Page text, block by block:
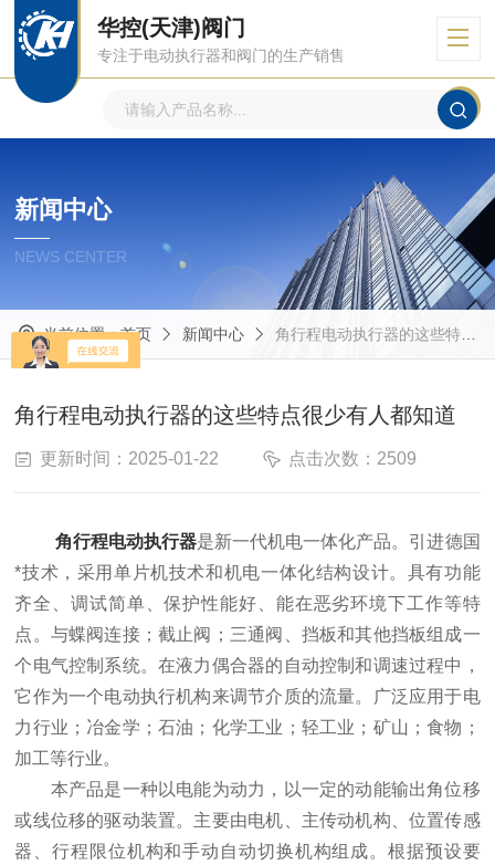
华控(天津)阀门
专注于电动执行器和阀门的生产销售
新闻中心
NEWS CENTER
当前位置：首页 新闻中心 角行程电动执行器的这些特点很少有人都知道
角行程电动执行器的这些特点很少有人都知道
更新时间：2025-01-22 点击次数：2509
角行程电动执行器是新一代机电一体化产品。引进德国
*技术，采用单片机技术和机电一体化结构设计。具有功能
齐全、调试简单、保护性能好、能在恶劣环境下工作等特
点。与蝶阀连接；截止阀；三通阀、挡板和其他挡板组成一
个电气控制系统。在液力偶合器的自动控制和调速过程中，
它作为一个电动执行机构来调节介质的流量。广泛应用于电
力行业；冶金学；石油；化学工业；轻工业；矿山；食物；
加工等行业。
本产品是一种以电能为动力，以一定的动能输出角位移
或线位移的驱动装置。主要由电机、主传动机构、位置传感
器、行程限位机构和手动自动切换机构组成。根据预设要